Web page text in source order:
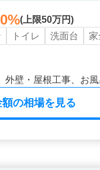
(上限50万円)
トイレ 洗面台
外壁・屋根工事、お
の相場を見る